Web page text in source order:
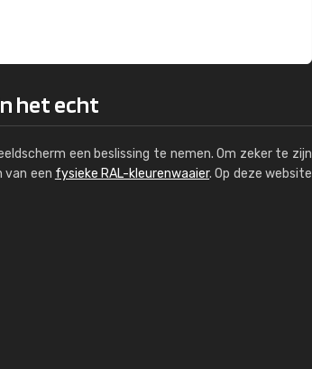
het echt
een beslissing te nemen. Om zeker te zijn
van een fysieke RAL-kleurenwaaier. Op deze website